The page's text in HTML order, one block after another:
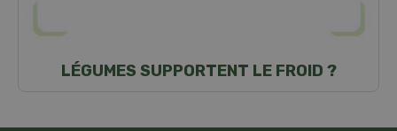
LÉGUMES SUPPORTENT LE FROID ?